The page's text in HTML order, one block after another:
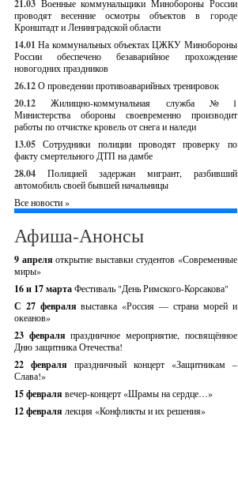
21.03 Военные коммунальщики Минобороны России
проводят весенние осмотры объектов в городе
Кронштадт и Ленинградской области
14.01 На коммунальных объектах ЦЖКУ Минобороны
России обеспечено безаварийное прохождение
новогодних праздников
26.12О проведении противоаварийных тренировок
20.12
Жилищно-коммунальная служба №1
Министерства обороны своевременно производит
работы по отчистке кровель от снега и наледи
13.05 Сотрудники полиции проводят проверку по
факту смертельного ДТП на дамбе
28.04
Полицией задержан мигрант, разбивший
автомобиль своей бывшей начальницы
Все новости »
Афиша-Анонсы
9 апреляоткрытие выставки студентов «Современные
миры»
16 и 17 мартаФестиваль "День Римского-Корсакова"
С 27 февралявыставка «Россия — страна морей и
океанов»
23 февраляпраздничное мероприятие, посвящённое
Дню защитника Отечества!
22 февраля праздничный концерт «Защитникам –
Слава!»
15 февраля вечер-концерт «Шрамы на сердце…»
12 февраля лекция «Конфликты и их решения»